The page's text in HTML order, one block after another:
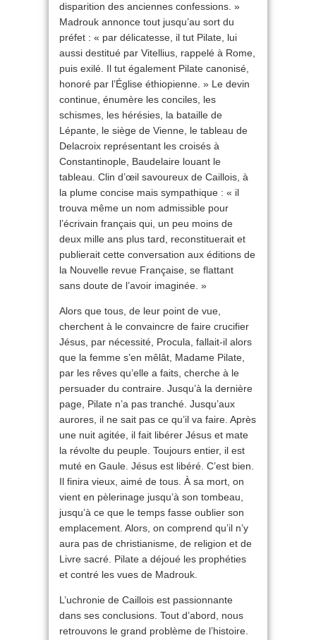
disparition des anciennes confessions. »
Madrouk annonce tout jusqu’au sort du
préfet : « par délicatesse, il tut Pilate, lui
aussi destitué par Vitellius, rappelé à Rome,
puis exilé. Il tut également Pilate canonisé,
honoré par l’Église éthiopienne. » Le devin
continue, énumère les conciles, les
schismes, les hérésies, la bataille de
Lépante, le siège de Vienne, le tableau de
Delacroix représentant les croisés à
Constantinople, Baudelaire louant le
tableau. Clin d’œil savoureux de Caillois, à
la plume concise mais sympathique : « il
trouva même un nom admissible pour
l’écrivain français qui, un peu moins de
deux mille ans plus tard, reconstituerait et
publierait cette conversation aux éditions de
la Nouvelle revue Française, se flattant
sans doute de l’avoir imaginée. »
Alors que tous, de leur point de vue,
cherchent à le convaincre de faire crucifier
Jésus, par nécessité, Procula, fallait-il alors
que la femme s’en mêlât, Madame Pilate,
par les rêves qu’elle a faits, cherche à le
persuader du contraire. Jusqu’à la dernière
page, Pilate n’a pas tranché. Jusqu’aux
aurores, il ne sait pas ce qu’il va faire. Après
une nuit agitée, il fait libérer Jésus et mate
la révolte du peuple. Toujours entier, il est
muté en Gaule. Jésus est libéré. C’est bien.
Il finira vieux, aimé de tous. À sa mort, on
vient en pèlerinage jusqu’à son tombeau,
jusqu’à ce que le temps fasse oublier son
emplacement. Alors, on comprend qu’il n’y
aura pas de christianisme, de religion et de
Livre sacré. Pilate a déjoué les prophéties
et contré les vues de Madrouk.
L’uchronie de Caillois est passionnante
dans ses conclusions. Tout d’abord, nous
retrouvons le grand problème de l’histoire.